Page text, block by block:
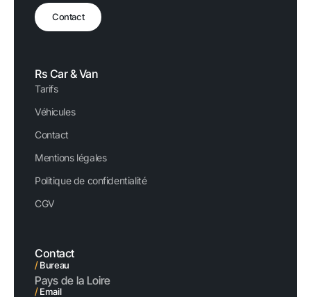
Contact
Rs Car & Van
Tarifs
Véhicules
Contact
Mentions légales
Politique de confidentialité
CGV
Contact
/Bureau
Pays de la Loire
/Email